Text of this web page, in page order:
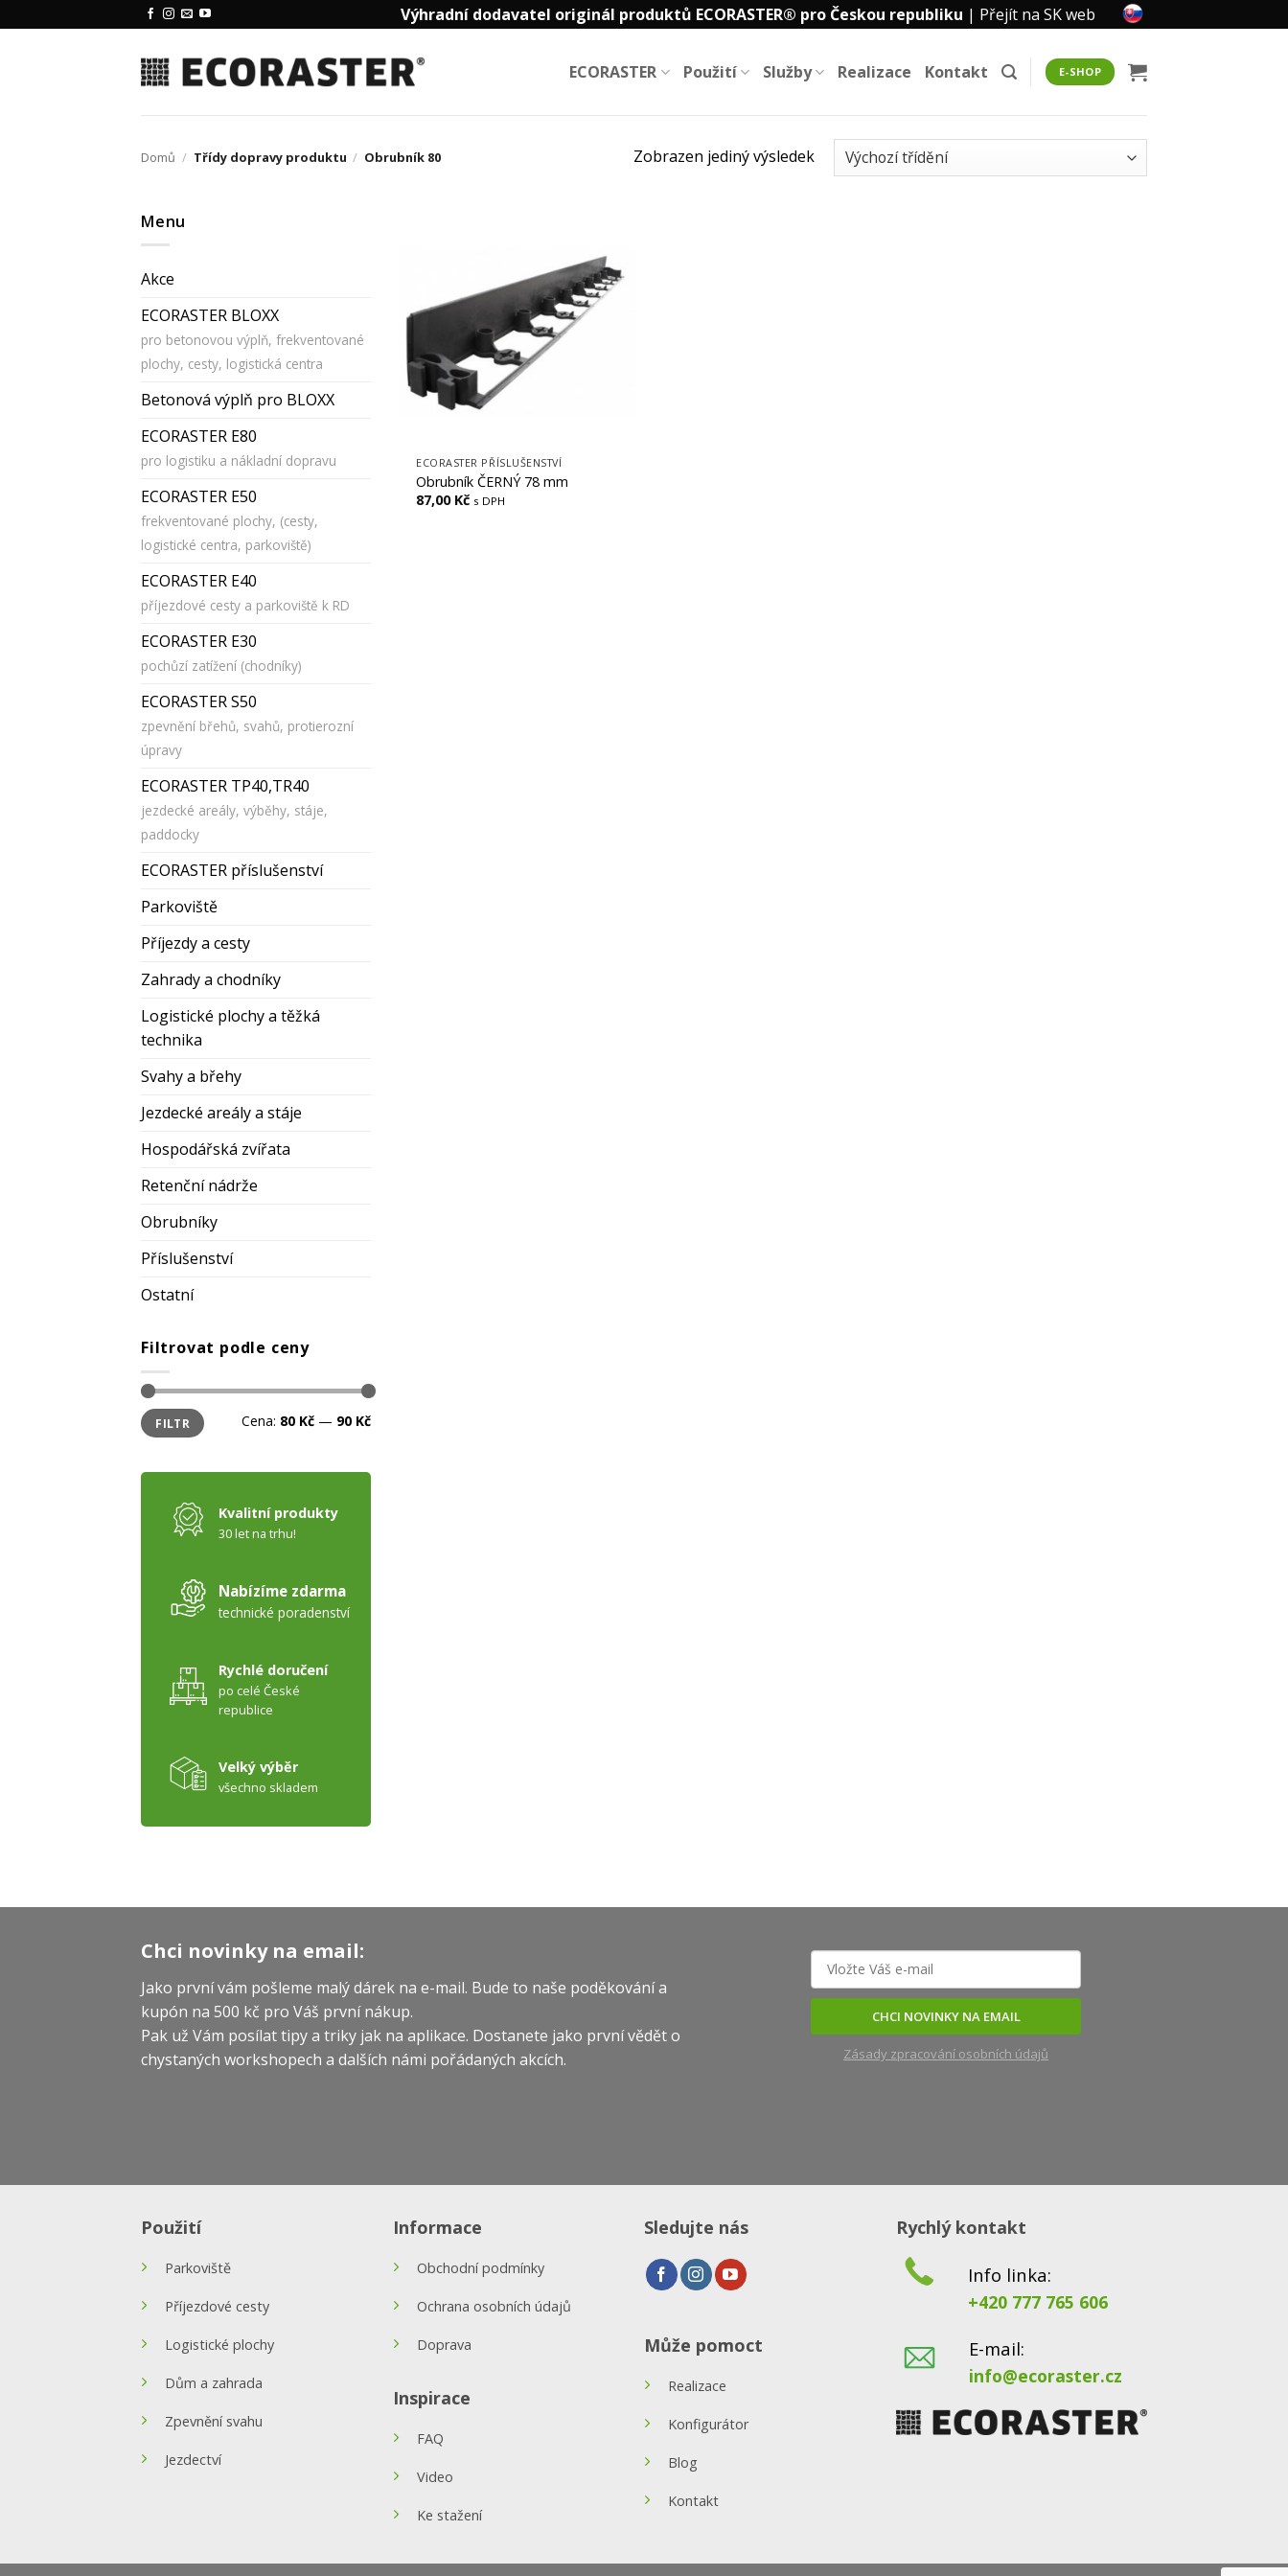
na
Výhradní dodavatel originál produktů ECORASTER® pro Českou republiku | Přejít na SK web
ECORASTER Použití Služby Realizace Kontakt E-SHOP
Domů / Třídy dopravy produktu / Obrubník 80 Zobrazen jediný výsledek
Menu
Akce
ECORASTER BLOXX
pro betonovou výplň, frekventované
plochy, cesty, logistická centra
Betonová výplň pro BLOXX
ECORASTER E80
pro logistiku a nákladní dopravu
ECORASTER E50
frekventované plochy, (cesty,
logistické centra, parkoviště)
ECORASTER E40
příjezdové cesty a parkoviště k RD
ECORASTER E30
pochůzí zatížení (chodníky)
ECORASTER S50
zpevnění břehů, svahů, protierozní
úpravy
ECORASTER TP40,TR40
jezdecké areály, výběhy, stáje,
paddocky
ECORASTER příslušenství
Parkoviště
Příjezdy a cesty
Zahrady a chodníky
Logistické plochy a těžká
technika
Svahy a břehy
Jezdecké areály a stáje
Hospodářská zvířata
Retenční nádrže
Obrubníky
Příslušenství
Ostatní
Filtrovat podle ceny
Minimální
cena
Maximální
cenaFILTR Cena: 80 Kč — 90 Kč
Kvalitní produkty
30 let na trhu!
Nabízíme zdarma
technické poradenství
Rychlé doručení
po celé České
republice
Velký výběr
všechno skladem
ECORASTER PŘÍSLUŠENSTVÍ
Obrubník ČERNÝ 78 mm
87,00 Kč s DPH
Chci novinky na email:
Jako první vám pošleme malý dárek na e-mail. Bude to naše poděkování a
kupón na 500 kč pro Váš první nákup.
Pak už Vám posílat tipy a triky jak na aplikace. Dostanete jako první vědět o
chystaných workshopech a dalších námi pořádaných akcích.
CHCI NOVINKY NA EMAIL
Zásady zpracování osobních údajů
Použití
Parkoviště
Příjezdové cesty
Logistické plochy
Dům a zahrada
Zpevnění svahu
Jezdectví
Informace
Obchodní podmínky
Ochrana osobních údajů
Doprava
Inspirace
FAQ
Video
Ke stažení
Sledujte nás
Může pomoct
Realizace
Konfigurátor
Blog
Kontakt
Rychlý kontakt
Info linka:
+420 777 765 606
E-mail:
info@ecoraster.cz